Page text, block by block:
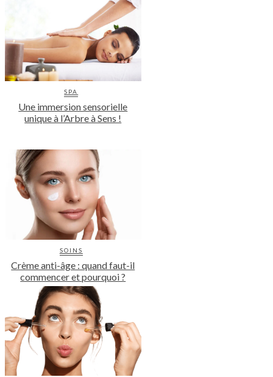
SPA
Une immersion sensorielle
unique à l’Arbre à Sens !
SOINS
Crème anti-âge : quand faut-il
commencer et pourquoi ?